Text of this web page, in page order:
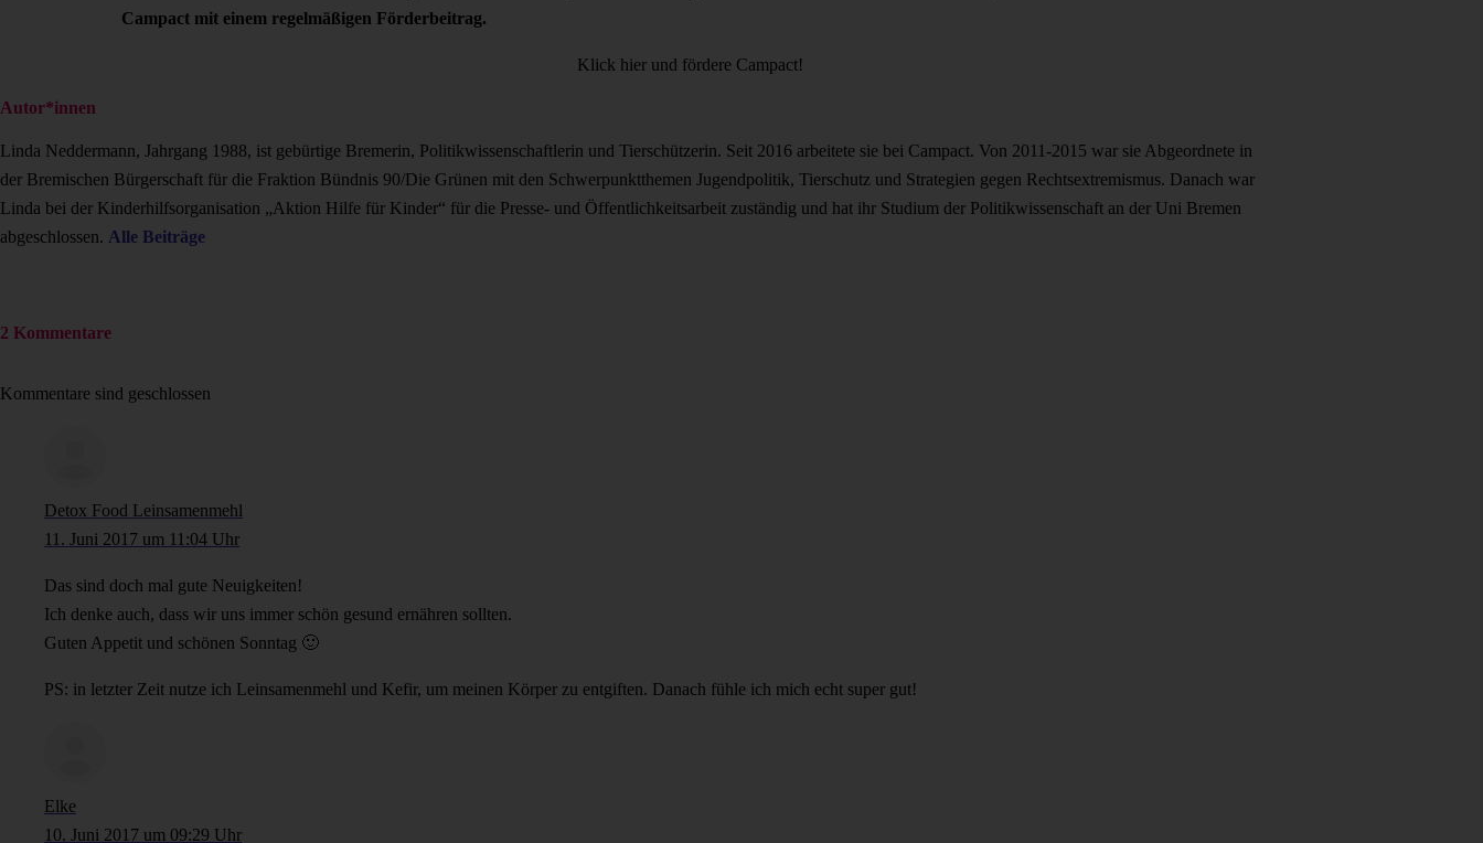
Campact mit einem regelmäßigen Förderbeitrag.
Klick hier und fördere Campact!
Autor*innen
Linda Neddermann, Jahrgang 1988, ist gebürtige Bremerin, Politikwissenschaftlerin und Tierschützerin. Seit 2016 arbeitete sie bei Campact. Von 2011-2015 war sie Abgeordnete in
der Bremischen Bürgerschaft für die Fraktion Bündnis 90/Die Grünen mit den Schwerpunktthemen Jugendpolitik, Tierschutz und Strategien gegen Rechtsextremismus. Danach war
Linda bei der Kinderhilfsorganisation „Aktion Hilfe für Kinder“ für die Presse- und Öffentlichkeitsarbeit zuständig und hat ihr Studium der Politikwissenschaft an der Uni Bremen
abgeschlossen. Alle Beiträge
2 Kommentare
Kommentare sind geschlossen
Detox Food Leinsamenmehl
11. Juni 2017 um 11:04 Uhr
Das sind doch mal gute Neuigkeiten!
Ich denke auch, dass wir uns immer schön gesund ernähren sollten.
Guten Appetit und schönen Sonntag 🙂
PS: in letzter Zeit nutze ich Leinsamenmehl und Kefir, um meinen Körper zu entgiften. Danach fühle ich mich echt super gut!
Elke
10. Juni 2017 um 09:29 Uhr